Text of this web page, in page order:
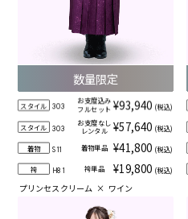
数量限定
スタイル 303
お支度込み
フルセット ¥93,940 (税込)
スタイル 303
お支度なし
レンタル
¥57,640 (税込)
着物 S11 着物単品 ¥41,800 (税込)
袴 H81 袴単品 ¥19,800 (税込)
プリンセスクリーム × ワイン